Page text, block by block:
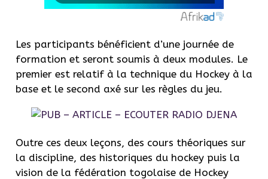
Les participants bénéficient d’une journée de
formation et seront soumis à deux modules. Le
premier est relatif à la technique du Hockey à la
base et le second axé sur les règles du jeu.
Outre ces deux leçons, des cours théoriques sur
la discipline, des historiques du hockey puis la
vision de la fédération togolaise de Hockey